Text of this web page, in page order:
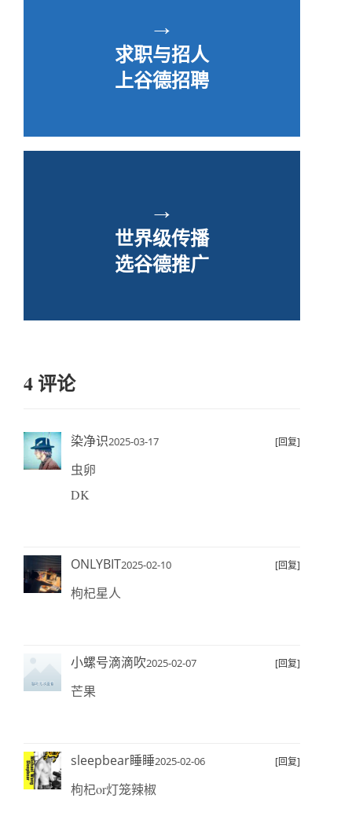
→
求职与招人
上谷德招聘
→
世界级传播
选谷德推广
4 评论
染净识2025-03-17 [回复]
虫卵
DK
ONLYBIT2025-02-10 [回复]
枸杞星人
小螺号滴滴吹2025-02-07 [回复]
芒果
sleepbear睡睡2025-02-06 [回复]
枸杞or灯笼辣椒